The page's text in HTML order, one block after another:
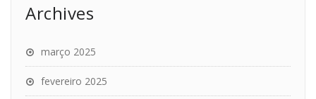
Archives
março 2025
fevereiro 2025